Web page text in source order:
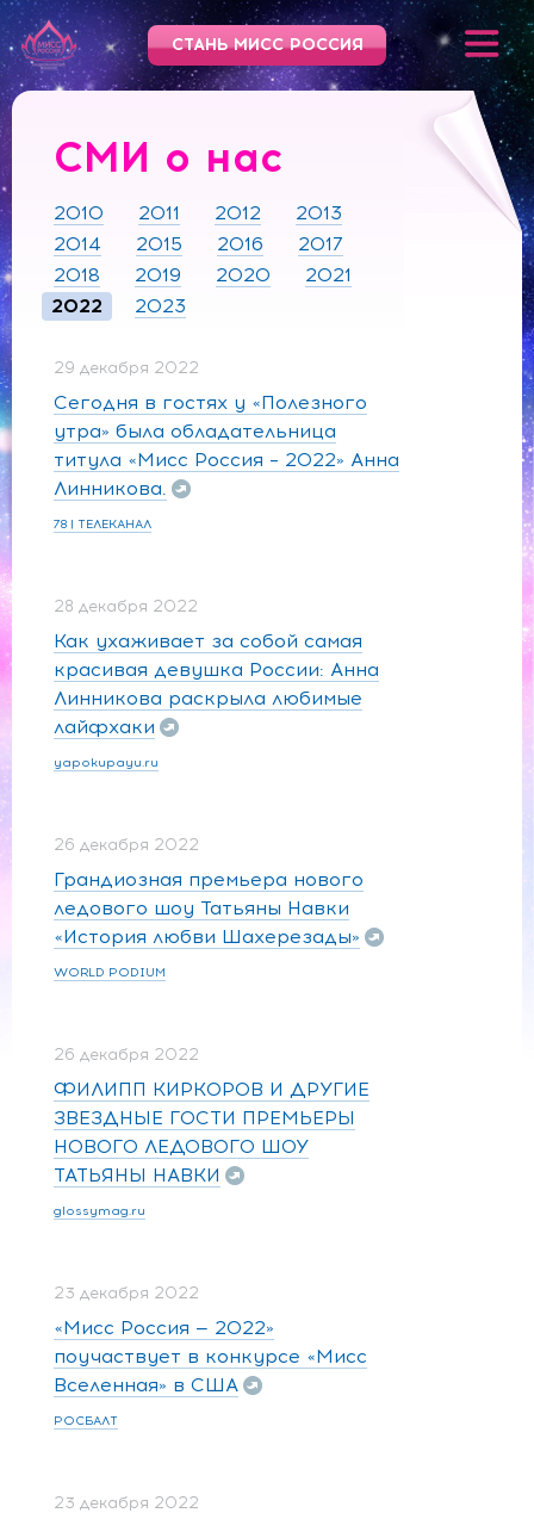
СТАНЬ МИСС РОССИЯ
СМИ о нас
2010 2011 2012
2013
2014
2015 2016
2017
2018
2019 2020
2021
2022
2023
29 декабря 2022
Сегодня в гостях у «Полезного
утра» была обладательница
титула «Мисс Россия – 2022» Анна
Линникова.
78 | ТЕЛЕКАНАЛ
28 декабря 2022
Как ухаживает за собой самая
красивая девушка России: Анна
Линникова раскрыла любимые
лайфхаки
yapokupayu.ru
26 декабря 2022
Грандиозная премьера нового
ледового шоу Татьяны Навки
«История любви Шахерезады»
WORLD PODIUM
26 декабря 2022
ФИЛИПП КИРКОРОВ И ДРУГИЕ
ЗВЕЗДНЫЕ ГОСТИ ПРЕМЬЕРЫ
НОВОГО ЛЕДОВОГО ШОУ
ТАТЬЯНЫ НАВКИ
glossymag.ru
23 декабря 2022
«Мисс Россия — 2022»
поучаствует в конкурсе «Мисс
Вселенная» в США
РОСБАЛТ
23 декабря 2022